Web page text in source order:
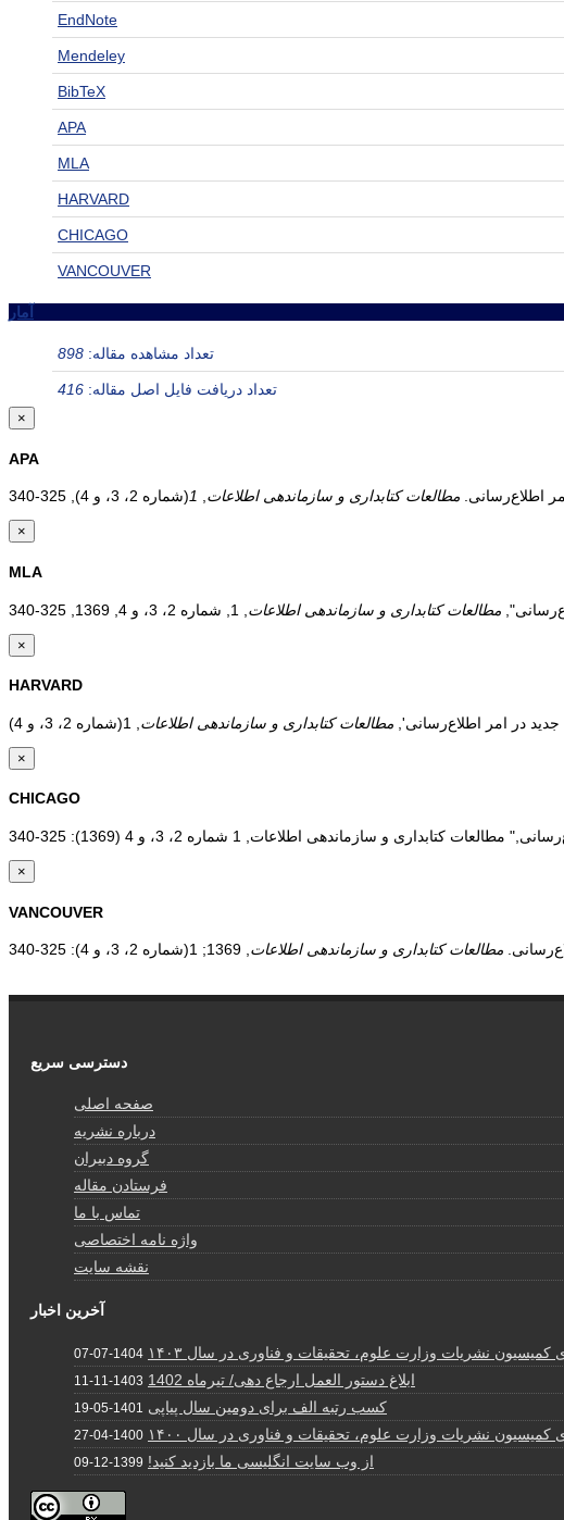
EndNote
Mendeley
BibTeX
APA
MLA
HARVARD
CHICAGO
VANCOUVER
آمار
تعداد مشاهده مقاله: 898
تعداد دریافت فایل اصل مقاله: 416
×
APA
مطالعات کتابداری و سازماندهی اطلاعات,
1
×
MLA
مطالعات کتابداری و سازماندهی اطلاعات
×
HARVARD
مطالعات کتابداری و سازماندهی اطلاعات
×
CHICAGO
×
VANCOUVER
مطالعات کتابداری و سازماندهی اطلاعات
دسترسی سریع
صفحه اصلی
درباره نشریه
گروه دبیران
فرستادن مقاله
تماس با ما
واژه نامه اختصاصی
نقشه سایت
آخرین اخبار
نشریات وزارت علوم، تحقیقات و فناوری در سال ۱۴۰۳ 1404-07-07
ابلاغ دستور العمل ارجاع دهی/ تیرماه 1402 1403-11-11
کسب رتبه الف برای دومین سال پیاپی 1401-05-19
نشریات وزارت علوم، تحقیقات و فناوری در سال ۱۴۰۰ 1400-04-27
از وب سایت انگلیسی ما بازدید کنید! 1399-12-09